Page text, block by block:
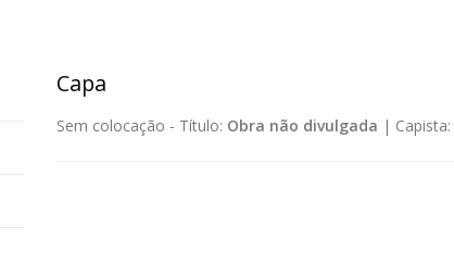
Capa
Sem colocação - Título: Obra não divulgada | Capista: